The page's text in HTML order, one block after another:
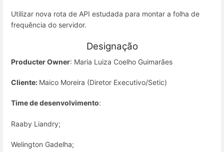
Utilizar nova rota de API estudada para montar a folha de
frequência do servidor.
Designação
Producter Owner: Maria Luiza Coelho Guimarães
Cliente: Maico Moreira (Diretor Executivo/Setic)
Time de desenvolvimento:
Raaby Liandry;
Welington Gadelha;